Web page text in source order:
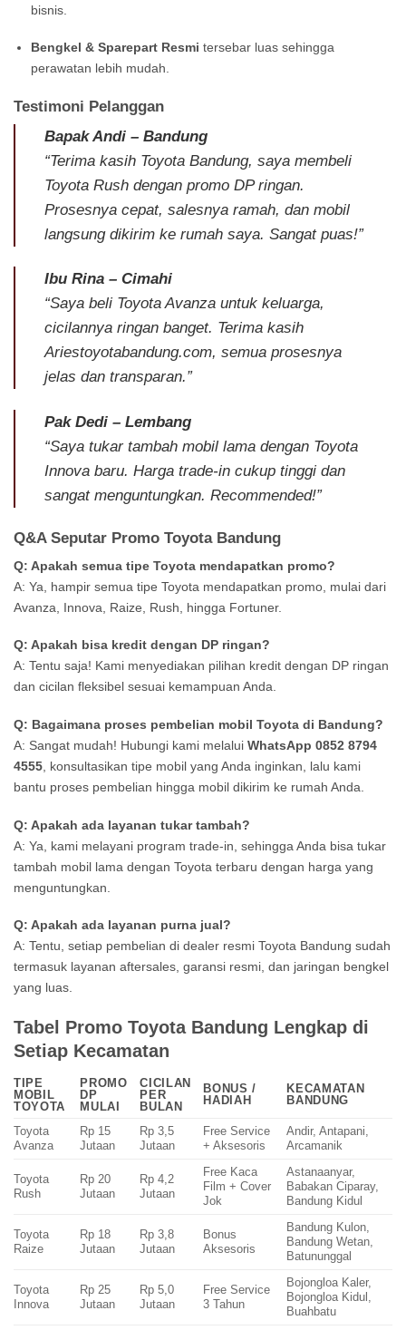
bisnis.
Bengkel & Sparepart Resmi tersebar luas sehingga
perawatan lebih mudah.
Testimoni Pelanggan
Bapak Andi – Bandung
“Terima kasih Toyota Bandung, saya membeli
Toyota Rush dengan promo DP ringan.
Prosesnya cepat, salesnya ramah, dan mobil
langsung dikirim ke rumah saya. Sangat puas!”
Ibu Rina – Cimahi
“Saya beli Toyota Avanza untuk keluarga,
cicilannya ringan banget. Terima kasih
Ariestoyotabandung.com, semua prosesnya
jelas dan transparan.”
Pak Dedi – Lembang
“Saya tukar tambah mobil lama dengan Toyota
Innova baru. Harga trade-in cukup tinggi dan
sangat menguntungkan. Recommended!”
Q&A Seputar Promo Toyota Bandung
Q: Apakah semua tipe Toyota mendapatkan promo?
A: Ya, hampir semua tipe Toyota mendapatkan promo, mulai dari
Avanza, Innova, Raize, Rush, hingga Fortuner.
Q: Apakah bisa kredit dengan DP ringan?
A: Tentu saja! Kami menyediakan pilihan kredit dengan DP ringan
dan cicilan fleksibel sesuai kemampuan Anda.
Q: Bagaimana proses pembelian mobil Toyota di Bandung?
A: Sangat mudah! Hubungi kami melalui WhatsApp 0852 8794
4555 , konsultasikan tipe mobil yang Anda inginkan, lalu kami
bantu proses pembelian hingga mobil dikirim ke rumah Anda.
Q: Apakah ada layanan tukar tambah?
A: Ya, kami melayani program trade-in, sehingga Anda bisa tukar
tambah mobil lama dengan Toyota terbaru dengan harga yang
menguntungkan.
Q: Apakah ada layanan purna jual?
A: Tentu, setiap pembelian di dealer resmi Toyota Bandung sudah
termasuk layanan aftersales, garansi resmi, dan jaringan bengkel
yang luas.
Tabel Promo Toyota Bandung Lengkap di
Setiap Kecamatan
TIPE
MOBIL
TOYOTA
PROMO
DP
MULAI
CICILAN
PER
BULAN
BONUS /
HADIAH
KECAMATAN
BANDUNG
Toyota
Avanza
Rp 15
Jutaan
Rp 3,5
Jutaan
Free Service
+ Aksesoris
Andir, Antapani,
Arcamanik
Toyota
Rush
Rp 20
Jutaan
Rp 4,2
Jutaan
Free Kaca
Film + Cover
Jok
Astanaanyar,
Babakan Ciparay,
Bandung Kidul
Toyota
Raize
Rp 18
Jutaan
Rp 3,8
Jutaan
Bonus
Aksesoris
Bandung Kulon,
Bandung Wetan,
Batununggal
Toyota
Innova
Rp 25
Jutaan
Rp 5,0
Jutaan
Free Service
3 Tahun
Bojongloa Kaler,
Bojongloa Kidul,
Buahbatu